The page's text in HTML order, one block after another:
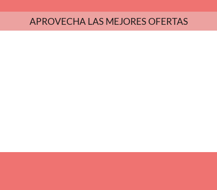
APROVECHA LAS MEJORES OFERTAS